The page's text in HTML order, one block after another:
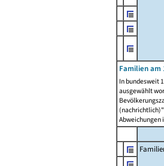
Familien am
In bundesweit
ausgewählt
Abweichungen